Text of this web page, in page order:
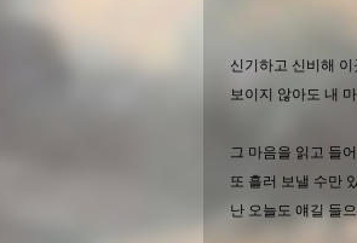
신기하고 신비해
보이지 않아도 내
그 마음을 읽고 들
또 흘러 보낼 수만
난 오늘도 얘길 들